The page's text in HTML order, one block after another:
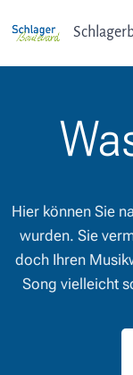
Hier können Sie
wurden. Sie
doch Ihren
Song vielleicht